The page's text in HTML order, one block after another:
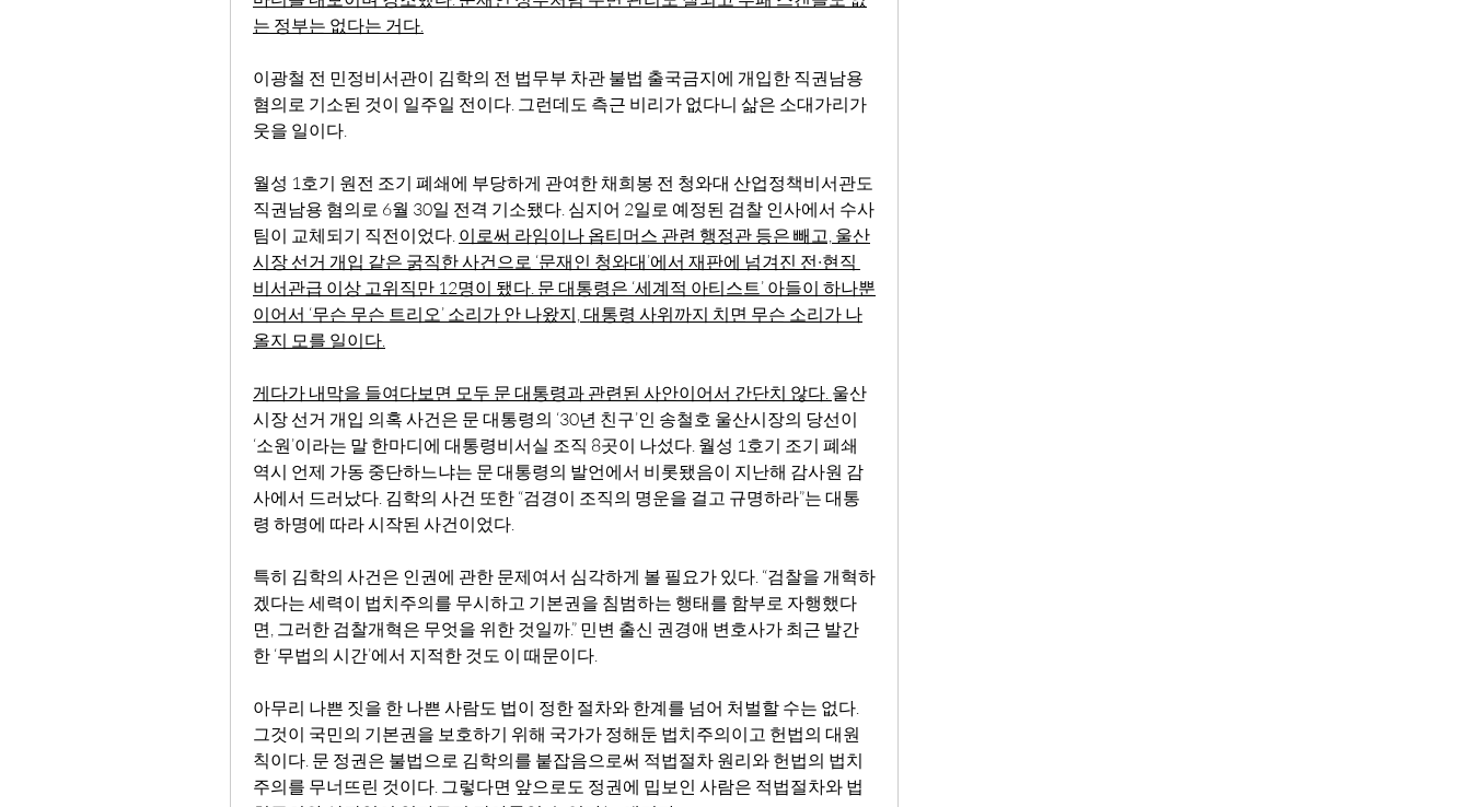
는 정부는 없다는 거다.
이광철 전 민정비서관이 김학의 전 법무부 차관 불법 출국금지에 개입한 직권남용
혐의로 기소된 것이 일주일 전이다. 그런데도 측근 비리가 없다니 삶은 소대가리가
웃을 일이다.
월성 1호기 원전 조기 폐쇄에 부당하게 관여한 채희봉 전 청와대 산업정책비서관도
직권남용 혐의로 6월 30일 전격 기소됐다. 심지어 2일로 예정된 검찰 인사에서 수사
팀이 교체되기 직전이었다. 이로써 라임이나 옵티머스 관련 행정관 등은 빼고, 울산
시장 선거 개입 같은 굵직한 사건으로 ‘문재인 청와대’에서 재판에 넘겨진 전·현직
비서관급 이상 고위직만 12명이 됐다. 문 대통령은 ‘세계적 아티스트’ 아들이 하나뿐
이어서 ‘무슨 무슨 트리오’ 소리가 안 나왔지, 대통령 사위까지 치면 무슨 소리가 나
올지 모를 일이다.
게다가 내막을 들여다보면 모두 문 대통령과 관련된 사안이어서 간단치 않다. 울산
시장 선거 개입 의혹 사건은 문 대통령의 ‘30년 친구’인 송철호 울산시장의 당선이
‘소원’이라는 말 한마디에 대통령비서실 조직 8곳이 나섰다. 월성 1호기 조기 폐쇄
역시 언제 가동 중단하느냐는 문 대통령의 발언에서 비롯됐음이 지난해 감사원 감
사에서 드러났다. 김학의 사건 또한 “검경이 조직의 명운을 걸고 규명하라”는 대통
령 하명에 따라 시작된 사건이었다.
특히 김학의 사건은 인권에 관한 문제여서 심각하게 볼 필요가 있다. “검찰을 개혁하
겠다는 세력이 법치주의를 무시하고 기본권을 침범하는 행태를 함부로 자행했다
면, 그러한 검찰개혁은 무엇을 위한 것일까.” 민변 출신 권경애 변호사가 최근 발간
한 ‘무법의 시간’에서 지적한 것도 이 때문이다.
아무리 나쁜 짓을 한 나쁜 사람도 법이 정한 절차와 한계를 넘어 처벌할 수는 없다.
그것이 국민의 기본권을 보호하기 위해 국가가 정해둔 법치주의이고 헌법의 대원
칙이다. 문 정권은 불법으로 김학의를 붙잡음으로써 적법절차 원리와 헌법의 법치
주의를 무너뜨린 것이다. 그렇다면 앞으로도 정권에 밉보인 사람은 적법절차와 법